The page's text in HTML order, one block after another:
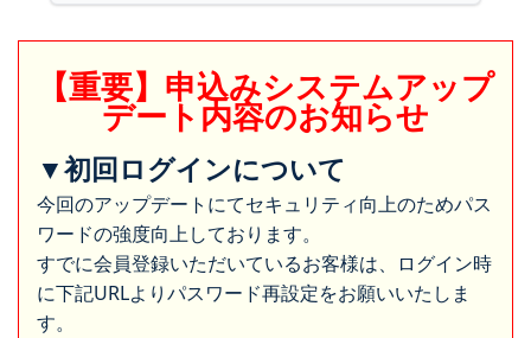
【重要】申込みシステムアップ
デート内容のお知らせ
▼初回ログインについて
今回のアップデートにてセキュリティ向上のためパス
ワードの強度向上しております。
すでに会員登録いただいているお客様は、ログイン時
に下記URLよりパスワード再設定をお願いいたしま
す。